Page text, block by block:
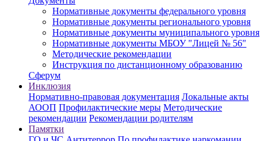
Нормативные документы федерального уровня
Нормативные документы регионального уровня
Нормативные документы муниципального уровня
Нормативные документы МБОУ "Лицей № 56"
Методические рекомендации
Инструкция по дистанционному образованию
Сферум
Инклюзия
Нормативно-правовая документация Локальные акты
АООП Профилактические меры Методические
рекомендации Рекомендации родителям
Памятки